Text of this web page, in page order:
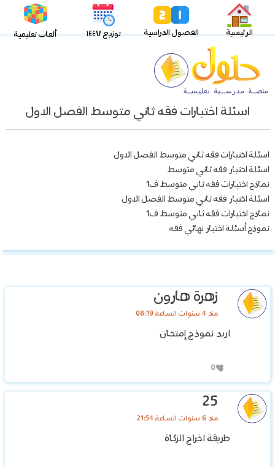
الرئيسية الفصول الدراسية توزيع ١٤٤٧ ألعاب تعليمية
اسئلة اختبارات فقه ثاني متوسط الفصل الاول
اسئلة اختبارات فقه ثاني متوسط الفصل الاول
اسئلة اختبار فقه ثاني متوسط
نماذج اختبارات فقه ثاني متوسط ف1
اسئلة اختبار فقه ثاني متوسط الفصل الاول
نماذج اختبارات فقه ثاني متوسط ف1
نموذج أسئلة اختبار نهائي فقه
زهرة هارون
منذ 4 سنوات الساعة 08:19
اريد نموذج إمتحان
0
25
منذ 6 سنوات الساعة 21:54
طريقة اخراج الزكاة